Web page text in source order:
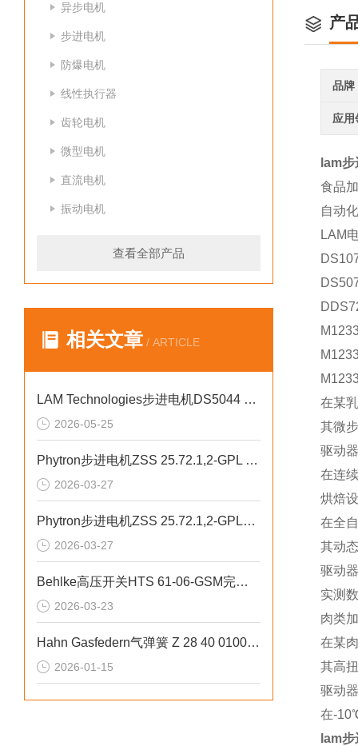
异步电机
步进电机
防爆电机
线性执行器
齿轮电机
微型电机
直流电机
振动电机
查看全部产品
相关文章 / ARTICLE
LAM Technologies步进电机DS5044 RS‑485满足精密加工
2026-05-25
Phytron步进电机ZSS 25.72.1,2-GPL 低振动波形优化
2026-03-27
Phytron步进电机ZSS 25.72.1,2-GPL高细分控制能力
2026-03-27
Behlke高压开关HTS 61-06-GSM完整工作流程介绍
2026-03-23
Hahn Gasfedern气弹簧 Z 28 40 0100结构设计
2026-01-15
产
品牌
应用
lam
食品
自动
LAM
在某
其微
驱动
在连
烘焙
在全
其动
驱动
实测
肉类
在某
其高
驱动
在-
lam